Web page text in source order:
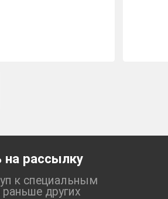
на рассылку
к специальным
других